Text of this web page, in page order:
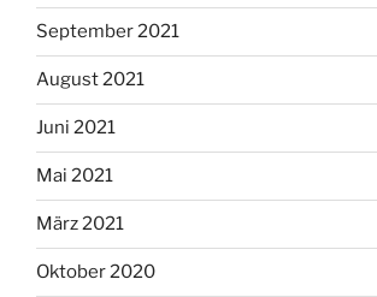
September 2021
August 2021
Juni 2021
Mai 2021
März 2021
Oktober 2020